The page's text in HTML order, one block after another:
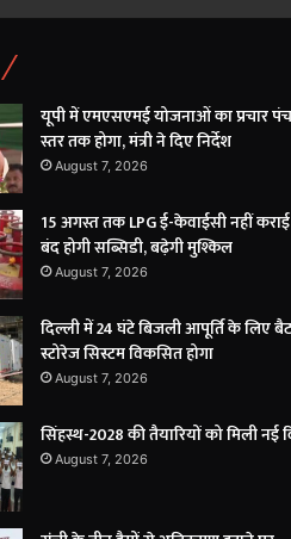
यूपी में एमएसएमई योजनाओं का प्रचार
स्तर तक होगा, मंत्री ने दिए निर्देश
August 7, 2026
15 अगस्त तक LPG ई-केवाईसी नहीं
बंद होगी सब्सिडी, बढ़ेगी मुश्किल
August 7, 2026
दिल्ली में 24 घंटे बिजली आपूर्ति के लिए
स्टोरेज सिस्टम विकसित होगा
August 7, 2026
सिंहस्थ-2028 की तैयारियों को मिली नई
August 7, 2026